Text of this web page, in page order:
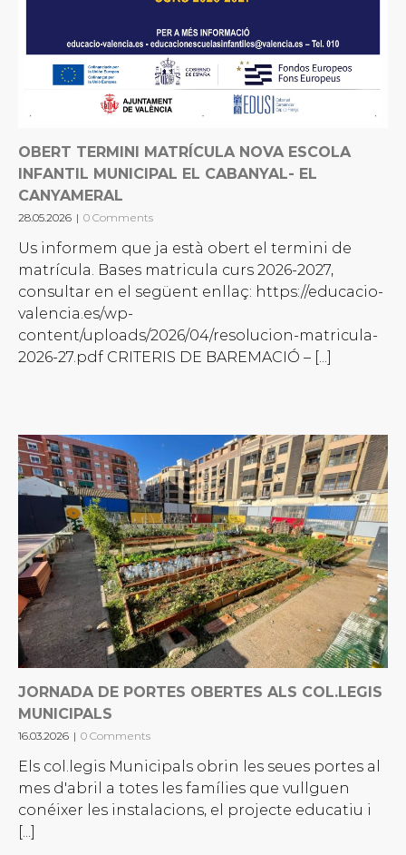
OBERT TERMINI MATRÍCULA NOVA ESCOLA
INFANTIL MUNICIPAL EL CABANYAL- EL
CANYAMERAL
28.05.2026 | 0 Comments
Us informem que ja està obert el termini de
matrícula. Bases matricula curs 2026-2027,
consultar en el següent enllaç: https://educacio-
valencia.es/wp-
content/uploads/2026/04/resolucion-matricula-
2026-27.pdf CRITERIS DE BAREMACIÓ – [...]
JORNADA DE PORTES OBERTES ALS COL.LEGIS
MUNICIPALS
16.03.2026 | 0 Comments
Els col.legis Municipals obrin les seues portes al
mes d'abril a totes les famílies que vullguen
conéixer les instalacions, el projecte educatiu i
[...]